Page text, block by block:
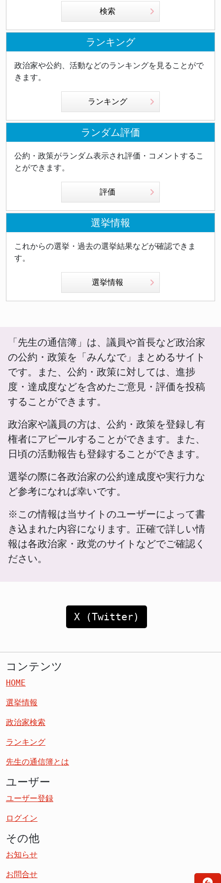
検索
ランキング
政治家や公約、活動などのランキングを見ることがで
きます。
ランキング
ランダム評価
公約・政策がランダム表示され評価・コメントするこ
とができます。
評価
選挙情報
これからの選挙・過去の選挙結果などが確認できま
す。
選挙情報
「先生の通信簿」は、議員や首長など政治家
の公約・政策を「みんなで」まとめるサイト
です。また、公約・政策に対しては、進捗
度・達成度などを含めたご意見・評価を投稿
することができます。
政治家や議員の方は、公約・政策を登録し有
権者にアピールすることができます。また、
日頃の活動報告も登録することができます。
選挙の際に各政治家の公約達成度や実行力な
ど参考になれば幸いです。
※この情報は当サイトのユーザーによって書
き込まれた内容になります。正確で詳しい情
報は各政治家・政党のサイトなどでご確認く
ださい。
X (Twitter)
コンテンツ
HOME
選挙情報
政治家検索
ランキング
先生の通信簿とは
ユーザー
ユーザー登録
ログイン
その他
お知らせ
お問合せ